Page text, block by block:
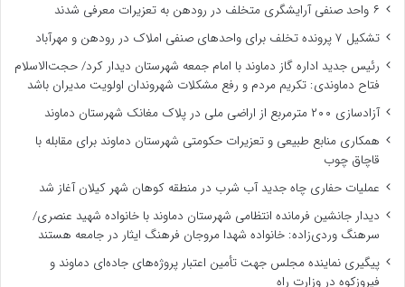
۶ واحد صنفی آرایشگری متخلف در رودهن به تعزیرات معرفی شدند
تشکیل ۷ پرونده تخلف برای واحدهای صنفی املاک در رودهن و مهرآباد
رئیس جدید اداره گاز دماوند با امام جمعه شهرستان دیدار کرد/ حجت‌الاسلام
فتاح دماوندی: تکریم مردم و رفع مشکلات شهروندان اولویت مدیران باشد
آزادسازی ۲۰۰ مترمربع از اراضی ملی در پلاک مغانک شهرستان دماوند
همکاری منابع طبیعی و تعزیرات حکومتی شهرستان دماوند برای مقابله با
قاچاق چوب
عملیات حفاری چاه جدید آب شرب در منطقه کوهان شهر کیلان آغاز شد
دیدار جانشین فرمانده انتظامی شهرستان دماوند با خانواده شهید عنصری/
سرهنگ وردی‌زاده: خانواده شهدا مروجان فرهنگ ایثار در جامعه هستند
پیگیری نماینده مجلس جهت تأمین اعتبار پروژه‌های جاده‌ای دماوند و
فیروزکوه در وزارت راه